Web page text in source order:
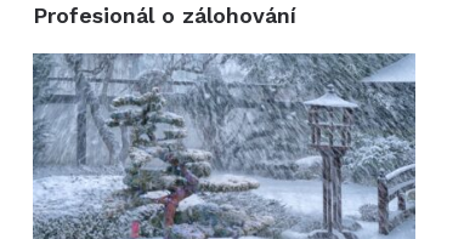
Profesionál o zálohování